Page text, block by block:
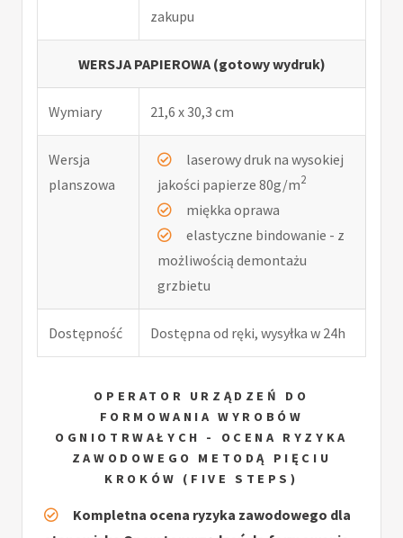
zakupu
WERSJA PAPIEROWA (gotowy wydruk)
Wymiary 21,6 x 30,3 cm
Wersja
planszowa
laserowy druk na wysokiej
jakości papierze 80g/m2
miękka oprawa
elastyczne bindowanie - z
możliwością demontażu
grzbietu
Dostępność Dostępna od ręki, wysyłka w 24h
OPERATOR URZĄDZEŃ DO
FORMOWANIA WYROBÓW
OGNIOTRWAŁYCH - OCENA RYZYKA
ZAWODOWEGO METODĄ PIĘCIU
KROKÓW (FIVE STEPS)
Kompletna ocena ryzyka zawodowego dla